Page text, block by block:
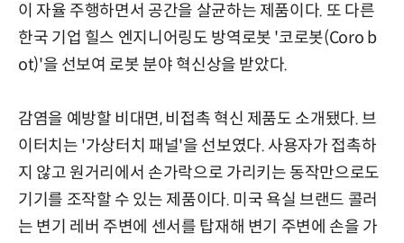
이 자율 주행하면서 공간을 살균하는 제품이다. 또 다른
한국 기업 힐스 엔지니어링도 방역로봇 '코로봇(Coro b
ot)'을 선보여 로봇 분야 혁신상을 받았다.
감염을 예방할 비대면, 비접촉 혁신 제품도 소개됐다. 브
이터치는 '가상터치 패널'을 선보였다. 사용자가 접촉하
지 않고 원거리에서 손가락으로 가리키는 동작만으로도
기기를 조작할 수 있는 제품이다. 미국 욕실 브랜드 콜러
는 변기 레버 주변에 센서를 탑재해 변기 주변에 손을 가